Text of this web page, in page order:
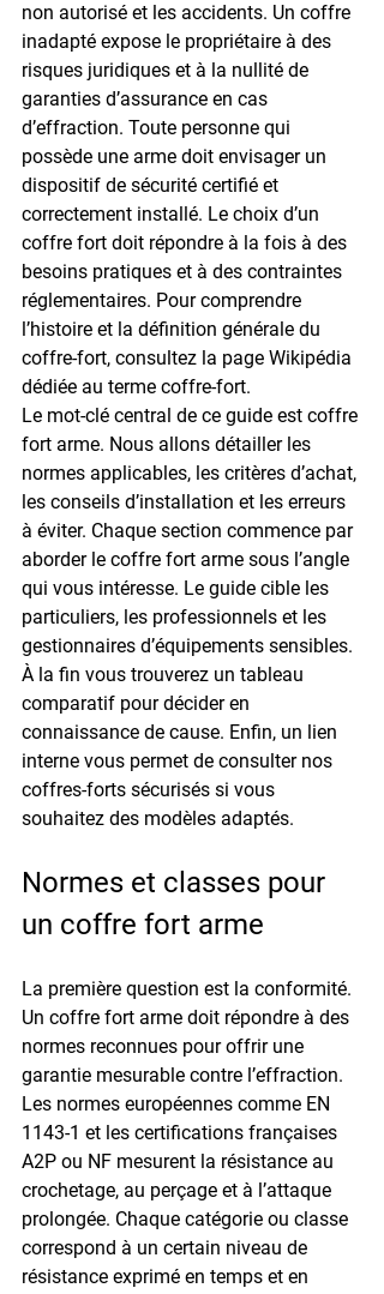
non autorisé et les accidents. Un coffre
inadapté expose le propriétaire à des
risques juridiques et à la nullité de
garanties d’assurance en cas
d’effraction. Toute personne qui
possède une arme doit envisager un
dispositif de sécurité certifié et
correctement installé. Le choix d’un
coffre fort doit répondre à la fois à des
besoins pratiques et à des contraintes
réglementaires. Pour comprendre
l’histoire et la définition générale du
coffre-fort, consultez la page Wikipédia
dédiée au terme coffre-fort.
Le mot-clé central de ce guide est coffre
fort arme. Nous allons détailler les
normes applicables, les critères d’achat,
les conseils d’installation et les erreurs
à éviter. Chaque section commence par
aborder le coffre fort arme sous l’angle
qui vous intéresse. Le guide cible les
particuliers, les professionnels et les
gestionnaires d’équipements sensibles.
À la fin vous trouverez un tableau
comparatif pour décider en
connaissance de cause. Enfin, un lien
interne vous permet de consulter nos
coffres-forts sécurisés si vous
souhaitez des modèles adaptés.
Normes et classes pour
un coffre fort arme
La première question est la conformité.
Un coffre fort arme doit répondre à des
normes reconnues pour offrir une
garantie mesurable contre l’effraction.
Les normes européennes comme EN
1143-1 et les certifications françaises
A2P ou NF mesurent la résistance au
crochetage, au perçage et à l’attaque
prolongée. Chaque catégorie ou classe
correspond à un certain niveau de
résistance exprimé en temps et en